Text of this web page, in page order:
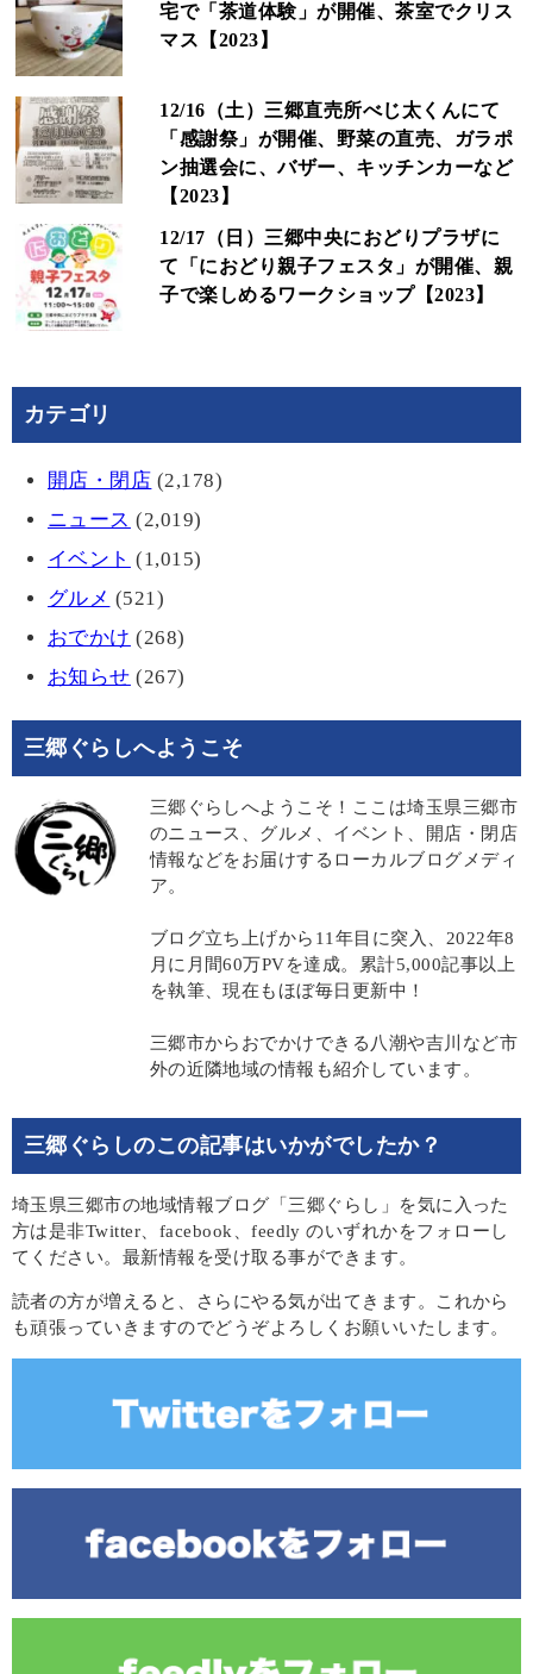
宅で「茶道体験」が開催、茶室でクリス
マス【2023】
12/16（土）三郷直売所べじ太くんにて
「感謝祭」が開催、野菜の直売、ガラポ
ン抽選会に、バザー、キッチンカーなど
【2023】
12/17（日）三郷中央におどりプラザに
て「におどり親子フェスタ」が開催、親
子で楽しめるワークショップ【2023】
カテゴリ
開店・閉店 (2,178)
ニュース (2,019)
イベント (1,015)
グルメ (521)
おでかけ (268)
お知らせ (267)
三郷ぐらしへようこそ
三郷ぐらしへようこそ！ここは埼玉県三郷市
のニュース、グルメ、イベント、開店・閉店
情報などをお届けするローカルブログメディ
ア。
ブログ立ち上げから11年目に突入、2022年8
月に月間60万PVを達成。累計5,000記事以上
を執筆、現在もほぼ毎日更新中！
三郷市からおでかけできる八潮や吉川など市
外の近隣地域の情報も紹介しています。
三郷ぐらしのこの記事はいかがでしたか？
埼玉県三郷市の地域情報ブログ「三郷ぐらし」を気に入った
方は是非Twitter、facebook、feedly のいずれかをフォローし
てください。最新情報を受け取る事ができます。
読者の方が増えると、さらにやる気が出てきます。これから
も頑張っていきますのでどうぞよろしくお願いいたします。